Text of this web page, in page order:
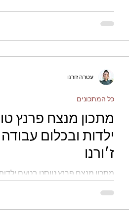
מתכון מנצח פרנץ
ילדות ובכלום
ז׳ורנו
מתכון מנצח פרנץ טוסט בטעם ילדות
כל המתכונים
עטרה ז'ורנו